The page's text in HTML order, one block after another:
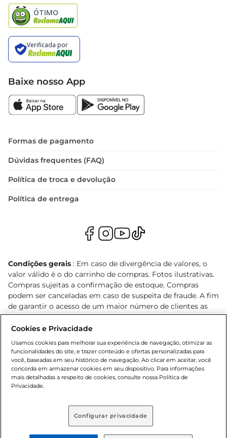
Baixe nosso App
Formas de pagamento
Dúvidas frequentes (FAQ)
Política de troca e devolução
Política de entrega
Condições gerais : Em caso de divergência de valores, o
valor válido é o do carrinho de compras. Fotos ilustrativas.
Compras sujeitas a confirmação de estoque. Compras
podem ser canceladas em caso de suspeita de fraude. A fim
de garantir o acesso de um maior número de clientes as
nossas promoções, a compra de produtos com preços
promocionais poderá ter sua quantidade limitada por
cliente. Os preços, ofertas e condições são exclusivos para
o e-commerce e válidos durante o dia de hoje, podendo
sofrer alterações sem prévia notificação. Proibida a venda
de bebidas alcoólicas para menores de 18 anos, conforme
Lei n.º 8069/90, art. 81, inciso II (Estatuto da Criança e do
prévio. O valor mínimo para as compras on-line é de R$
Cookies e Privacidade
Usamos cookies para melhorar sua experiência de navegação, otimizar as
funcionalidades do site, e trazer conteúdo e ofertas personalizadas para
você, baseadas em seu histórico de navegação. Ao clicar em aceitar, você
concorda em armazenar cookies em seu dispositivo. Para informações
mais detalhadas a respeito de cookies, consulte nossa Política de
Privacidade.
Configurar privacidade